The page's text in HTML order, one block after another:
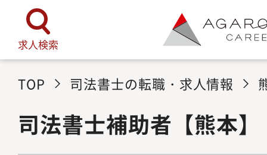
求人検索
TOP 司法書士の転職・求人情報
司法書士補助者【熊本】